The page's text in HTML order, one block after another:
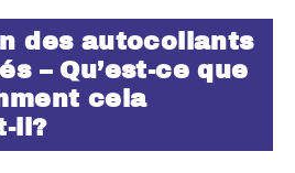
des autocollants
– Qu’est-ce que
cela
il?